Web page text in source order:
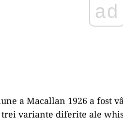
ad
a Macallan 1926 a fost
trei variante diferite ale